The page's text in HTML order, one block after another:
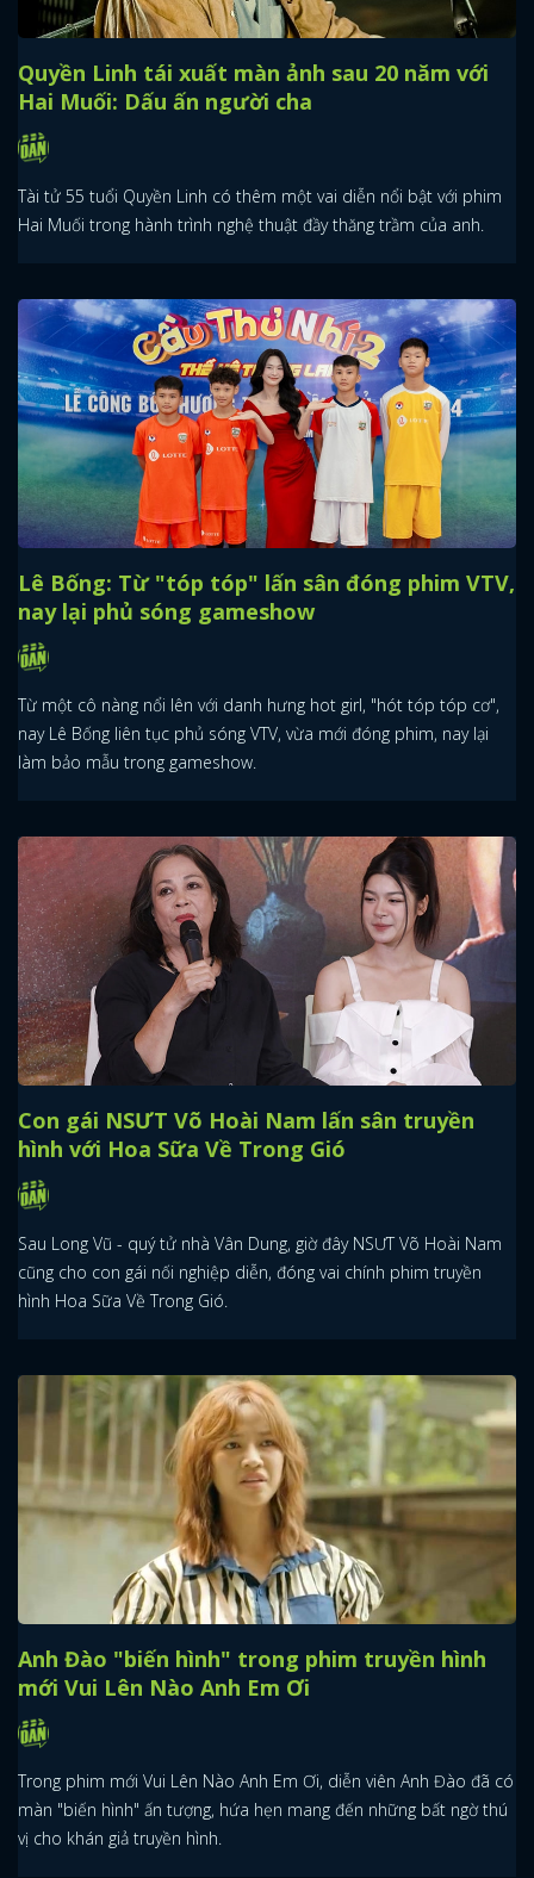
Quyền Linh tái xuất màn ảnh sau 20 năm với
Hai Muối: Dấu ấn người cha
Tài tử 55 tuổi Quyền Linh có thêm một vai diễn nổi bật với phim
Hai Muối trong hành trình nghệ thuật đầy thăng trầm của anh.
Lê Bống: Từ "tóp tóp" lấn sân đóng phim VTV,
nay lại phủ sóng gameshow
Từ một cô nàng nổi lên với danh hưng hot girl, "hót tóp tóp cơ",
nay Lê Bống liên tục phủ sóng VTV, vừa mới đóng phim, nay lại
làm bảo mẫu trong gameshow.
Con gái NSƯT Võ Hoài Nam lấn sân truyền
hình với Hoa Sữa Về Trong Gió
Sau Long Vũ - quý tử nhà Vân Dung, giờ đây NSƯT Võ Hoài Nam
cũng cho con gái nối nghiệp diễn, đóng vai chính phim truyền
hình Hoa Sữa Về Trong Gió.
Anh Đào "biến hình" trong phim truyền hình
mới Vui Lên Nào Anh Em Ơi
Trong phim mới Vui Lên Nào Anh Em Ơi, diễn viên Anh Đào đã có
màn "biến hình" ấn tượng, hứa hẹn mang đến những bất ngờ thú
vị cho khán giả truyền hình.